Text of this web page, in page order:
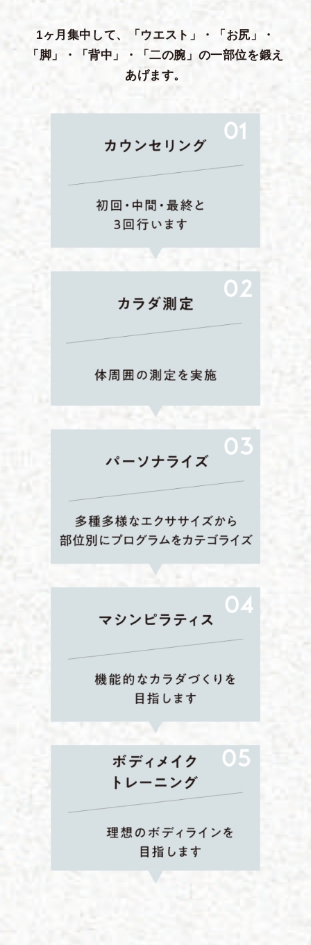
1ヶ月集中して、「ウエスト」・「お尻」・
「脚」・「背中」・「二の腕」の一部位を鍛え
あげます。